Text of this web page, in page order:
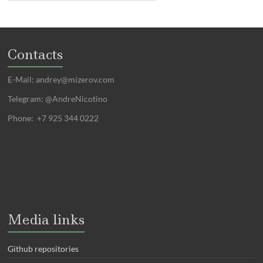
Contacts
E-Mail:andrey@mizerov.com
Telegram: @AndreNicotino
Phone: +7 925 344 0222
Media links
Github repositories